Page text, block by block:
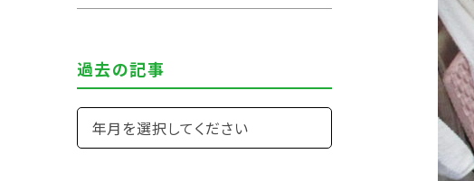
過去の記事